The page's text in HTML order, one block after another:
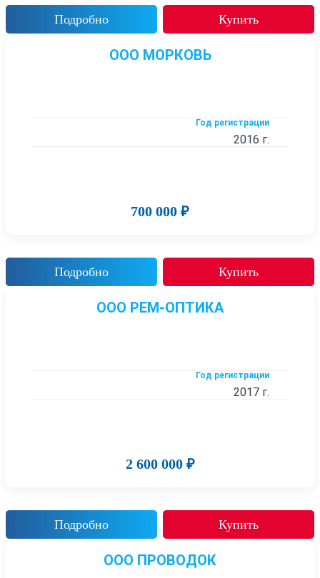
Подробно Купить
ООО МОРКОВЬ
Год регистрации
2016 г.
700 000 ₽
Подробно Купить
ООО РЕМ-ОПТИКА
Год регистрации
2017 г.
2 600 000 ₽
Подробно Купить
ООО ПРОВОДОК